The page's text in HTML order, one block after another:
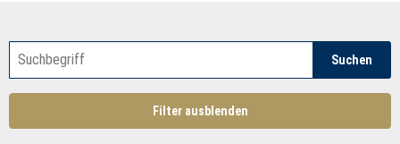
Suchen
Filter ausblenden